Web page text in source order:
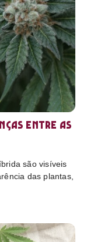
entre as
são visíveis
das plantas,